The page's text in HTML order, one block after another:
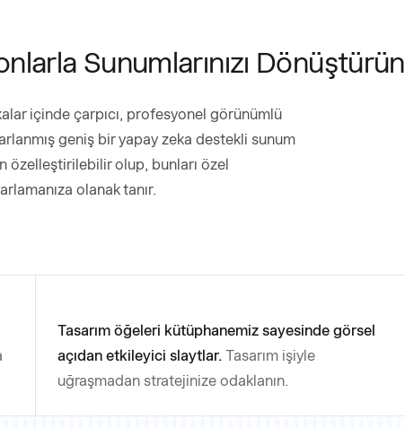
Sunumlarınızı Dönüştürün
içinde çarpıcı, profesyonel görünümlü
geniş bir yapay zeka destekli sunum
özelleştirilebilir olup, bunları özel
olanak tanır.
Tasarım öğeleri kütüphanemiz sayesinde görsel
açıdan etkileyici slaytlar. Tasarım işiyle
uğraşmadan stratejinize odaklanın.